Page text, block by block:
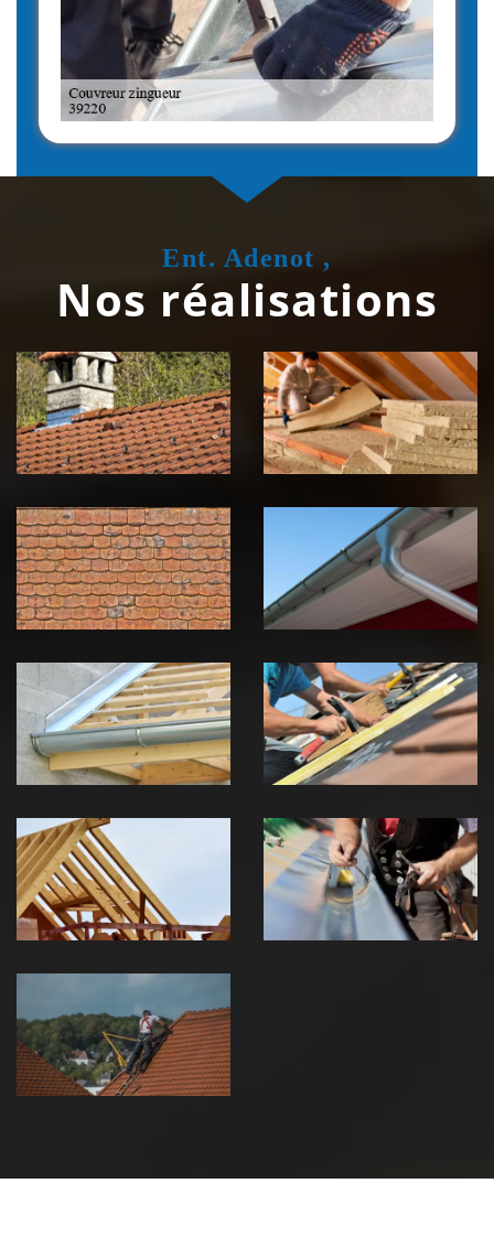
Ent. Adenot ,
Nos réalisations
Couvreur
zingueur 39
Jura
Isolation de
toiture 39
Jura
démoussage de
toiture 39
Jura
pose de
gouttière 39
Jura
Pose de
Chéneau 39
Jura
Réparation de
toiture 39
Jura
Traitement de
charpente 39
Jura
Travaux de
zinguerie 39
Jura
Urgence fuite
de toiture 39
Jura